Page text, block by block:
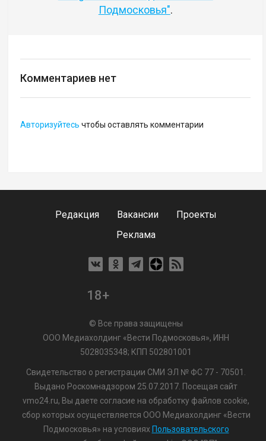
Подмосковья".
Комментариев нет
Авторизуйтесь чтобы оставлять комментарии
Редакция Вакансии
Проекты
Реклама
18+
© Все права защищены
ООО Медиахолдинг «Вести Подмосковья», ИНН
5028035348; КПП 502801001
Свидетельство о регистрации СМИ ЭЛ № ФС 77 - 70501.
Выдано Роскомнадзором 25.07.2017. Посещая сайт
vmo24.ru, Вы даете согласие на обработку файлов cookie,
сбор которых осуществляется ООО Медиахолдинг «Вести
Подмосковья» на условиях Пользовательского